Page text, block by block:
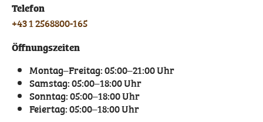
Telefon
+43 1 2568800-165
Öffnungszeiten
Montag–Freitag: 05:00–21:00 Uhr
Samstag: 05:00–18:00 Uhr
Sonntag: 05:00–18:00 Uhr
Feiertag: 05:00–18:00 Uhr